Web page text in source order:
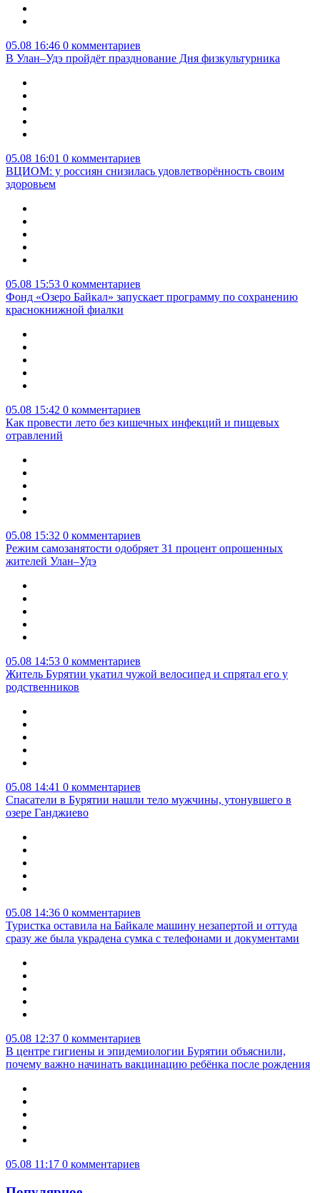
05.08 16:46 0 комментариев
В Улан–Удэ пройдёт празднование Дня физкультурника
05.08 16:01 0 комментариев
ВЦИОМ: у россиян снизилась удовлетворённость своим
здоровьем
05.08 15:53 0 комментариев
Фонд «Озеро Байкал» запускает программу по сохранению
краснокнижной фиалки
05.08 15:42 0 комментариев
Как провести лето без кишечных инфекций и пищевых
отравлений
05.08 15:32 0 комментариев
Режим самозанятости одобряет 31 процент опрошенных
жителей Улан–Удэ
05.08 14:53 0 комментариев
Житель Бурятии укатил чужой велосипед и спрятал его у
родственников
05.08 14:41 0 комментариев
Спасатели в Бурятии нашли тело мужчины, утонувшего в
озере Ганджиево
05.08 14:36 0 комментариев
Туристка оставила на Байкале машину незапертой и оттуда
сразу же была украдена сумка с телефонами и документами
05.08 12:37 0 комментариев
В центре гигиены и эпидемиологии Бурятии объяснили,
почему важно начинать вакцинацию ребёнка после рождения
05.08 11:17 0 комментариев